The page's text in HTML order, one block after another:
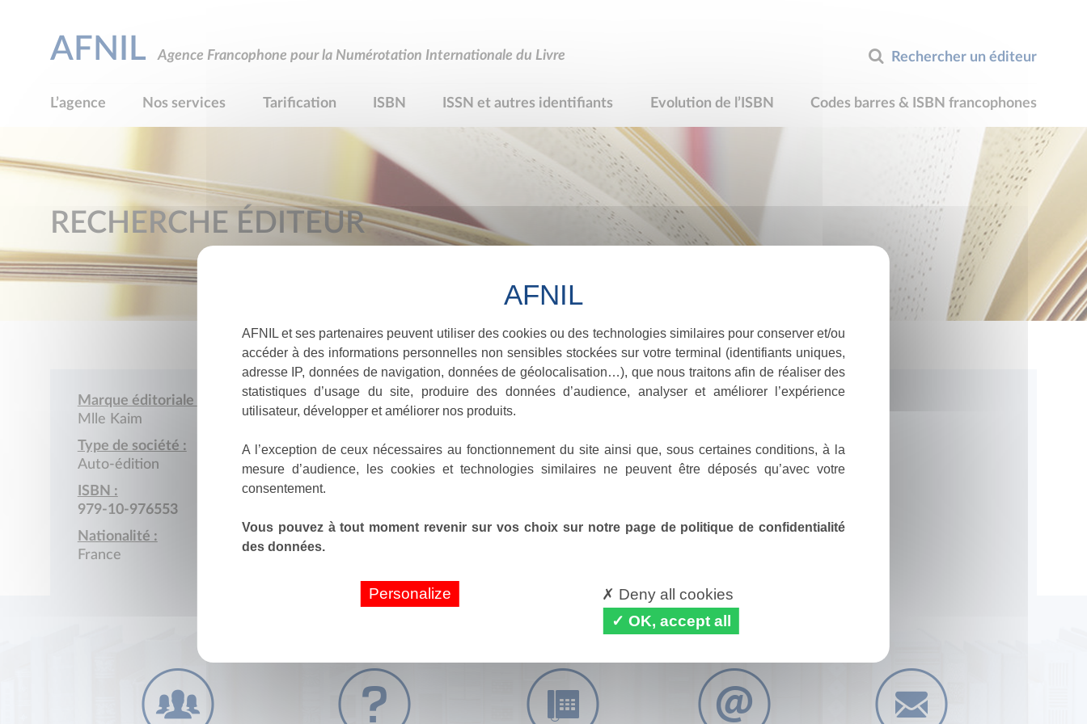
Rechercher un éditeur
AFNIL Agence Francophone pour la Numérotation Internationale du Livre
L’agence Nos services Tarification ISBN ISSN et autres identifiants Evolution de l’ISBN Codes barres & ISBN francophones
RECHERCHE ÉDITEUR
Marque éditoriale :
Mlle Kaim
Type de société :
Auto-édition
ISBN :
979-10-976553
Nationalité :
France
AFNIL et ses partenaires peuvent utiliser des cookies ou des technologies similaires pour conserver et/ou
accéder à des informations personnelles non sensibles stockées sur votre terminal (identifiants uniques,
adresse IP, données de navigation, données de géolocalisation…), que nous traitons afin de réaliser des
statistiques d’usage du site, produire des données d’audience, analyser et améliorer l’expérience
utilisateur, développer et améliorer nos produits.
A l’exception de ceux nécessaires au fonctionnement du site ainsi que, sous certaines conditions, à la
mesure d’audience, les cookies et technologies similaires ne peuvent être déposés qu’avec votre
consentement.
Vous pouvez à tout moment revenir sur vos choix sur notre page de politique de confidentialité
des données.
Personalize
Deny all cookies
OK, accept all